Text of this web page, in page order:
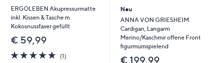
ERGOLEBEN Akupressurmatte
inkl. Kissen & Tasche m.
Kokosnussfaser gefüllt
€ 59,99
5.0
(1)1
Neu
ANNA VON GRIESHEIM
Cardigan, Langarm
Merino/Kaschmir offene Front
figurmumspielend
€ 199,99